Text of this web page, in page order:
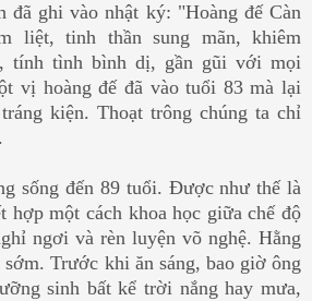
đã ghi vào nhật ký: "Hoàng đế Càn
liệt, tinh thần sung mãn, khiêm
tính tình bình dị, gần gũi với mọi
vị hoàng đế đã vào tuổi 83 mà lại
kiện. Thoạt trông chúng ta chỉ
sống đến 89 tuổi. Được như thế là
hợp một cách khoa học giữa chế độ
ngơi và rèn luyện võ nghệ. Hằng
sớm. Trước khi ăn sáng, bao giờ ông
sinh bất kể trời nắng hay mưa,